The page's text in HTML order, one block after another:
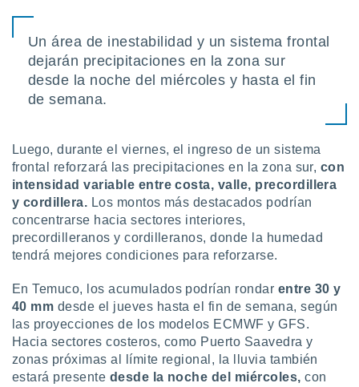
únicos
similares
como
IP
de
traten tus
en
interés
Para
su
Un área de inestabilidad y un sistema frontal
dejarán precipitaciones en la zona sur
desde la noche del miércoles y hasta el fin
de semana.
Luego, durante el viernes, el ingreso de un sistema
frontal reforzará las precipitaciones en la zona sur, con
intensidad variable entre costa, valle, precordillera
y cordillera. Los montos más destacados podrían
concentrarse hacia sectores interiores,
precordilleranos y cordilleranos, donde la humedad
tendrá mejores condiciones para reforzarse.
En Temuco, los acumulados podrían rondar entre 30 y
40 mm desde el jueves hasta el fin de semana, según
las proyecciones de los modelos ECMWF y GFS.
Hacia sectores costeros, como Puerto Saavedra y
zonas próximas al límite regional, la lluvia también
estará presente desde la noche del miércoles, con